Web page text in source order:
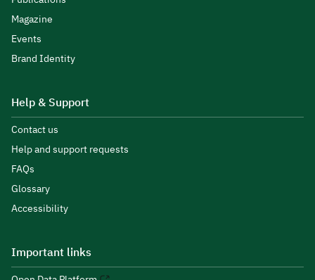
Magazine
Events
Brand Identity
Help & Support
Contact us
Help and support requests
FAQs
Glossary
Accessibility
Important links